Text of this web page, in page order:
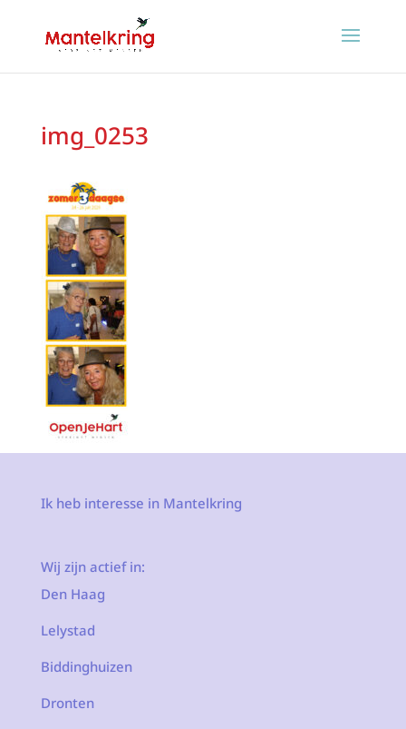
img_0253
Ik heb interesse in Mantelkring
Wij zijn actief in:
Den Haag
Lelystad
Biddinghuizen
Dronten